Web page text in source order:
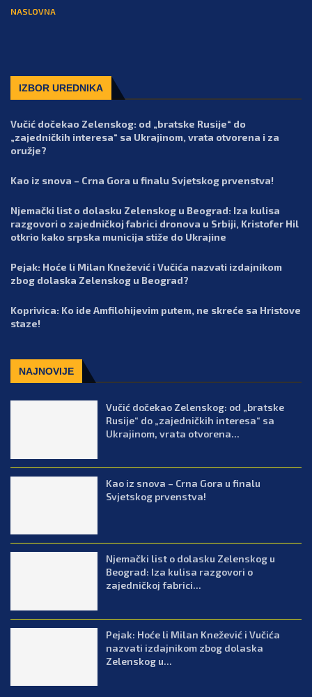
NASLOVNA
IZBOR UREDNIKA
Vučić dočekao Zelenskog: od „bratske Rusije“ do
„zajedničkih interesa“ sa Ukrajinom, vrata otvorena i za
oružje?
Kao iz snova – Crna Gora u finalu Svjetskog prvenstva!
Njemački list o dolasku Zelenskog u Beograd: Iza kulisa
razgovori o zajedničkoj fabrici dronova u Srbiji, Kristofer Hil
otkrio kako srpska municija stiže do Ukrajine
Pejak: Hoće li Milan Knežević i Vučića nazvati izdajnikom
zbog dolaska Zelenskog u Beograd?
Koprivica: Ko ide Amfilohijevim putem, ne skreće sa Hristove
staze!
NAJNOVIJE
Vučić dočekao Zelenskog: od „bratske
Rusije“ do „zajedničkih interesa“ sa
Ukrajinom, vrata otvorena...
Kao iz snova – Crna Gora u finalu
Svjetskog prvenstva!
Njemački list o dolasku Zelenskog u
Beograd: Iza kulisa razgovori o
zajedničkoj fabrici...
Pejak: Hoće li Milan Knežević i Vučića
nazvati izdajnikom zbog dolaska
Zelenskog u...